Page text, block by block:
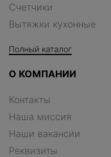
Счетчики
Вытяжки кухонные
Полный каталог
О КОМПАНИИ
Контакты
Наша миссия
Наши вакансии
Реквизиты